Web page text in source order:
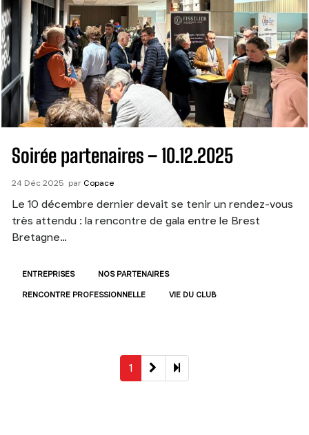
Soirée partenaires – 10.12.2025
24 Déc 2025 par Copace
Le 10 décembre dernier devait se tenir un rendez-vous
très attendu : la rencontre de gala entre le Brest
Bretagne…
ENTREPRISES NOS PARTENAIRES
RENCONTRE PROFESSIONNELLE VIE DU CLUB
1
Next
page
2